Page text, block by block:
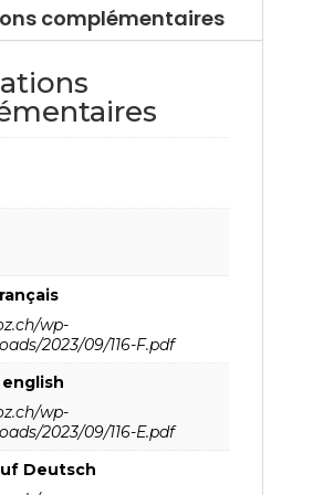
complémentaires
wp-
2023/09/116-F.pdf
english
wp-
2023/09/116-E.pdf
Deutsch